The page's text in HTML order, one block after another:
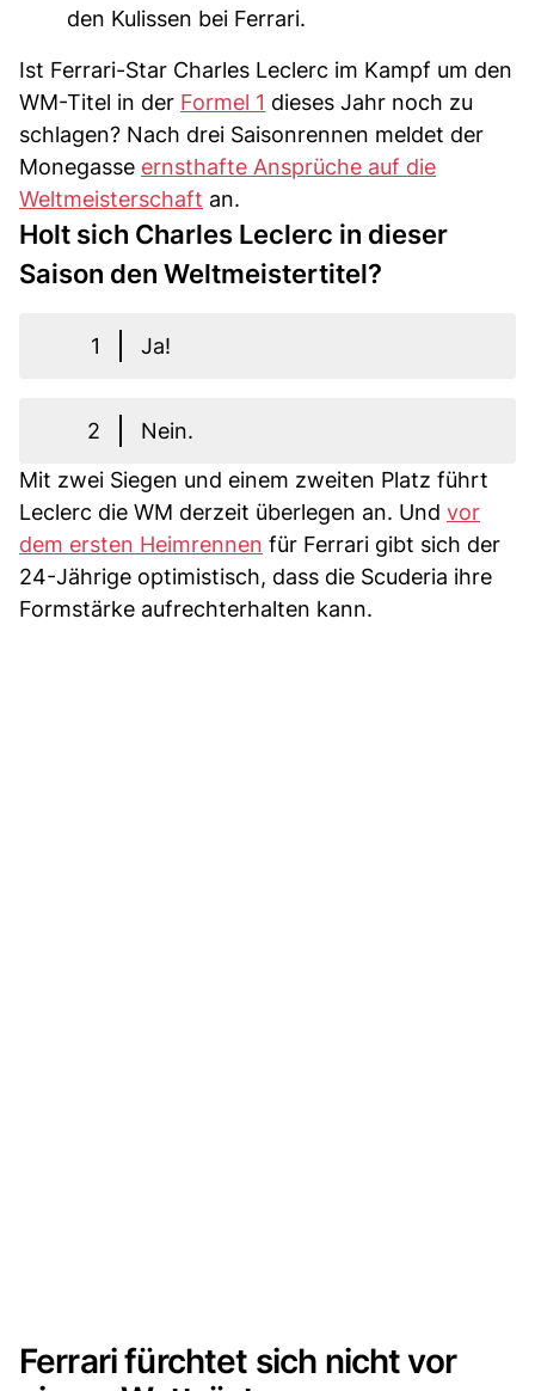
den Kulissen bei Ferrari.
Ist Ferrari-Star Charles Leclerc im Kampf um den
WM-Titel in der Formel 1 dieses Jahr noch zu
schlagen? Nach drei Saisonrennen meldet der
Monegasse ernsthafte Ansprüche auf die
Weltmeisterschaft an.
Holt sich Charles Leclerc in dieser
Saison den Weltmeistertitel?
1 Ja!
2
Nein.
Mit zwei Siegen und einem zweiten Platz führt
Leclerc die WM derzeit überlegen an. Und vor
dem ersten Heimrennen für Ferrari gibt sich der
24-Jährige optimistisch, dass die Scuderia ihre
Formstärke aufrechterhalten kann.
Ferrari fürchtet sich nicht vor